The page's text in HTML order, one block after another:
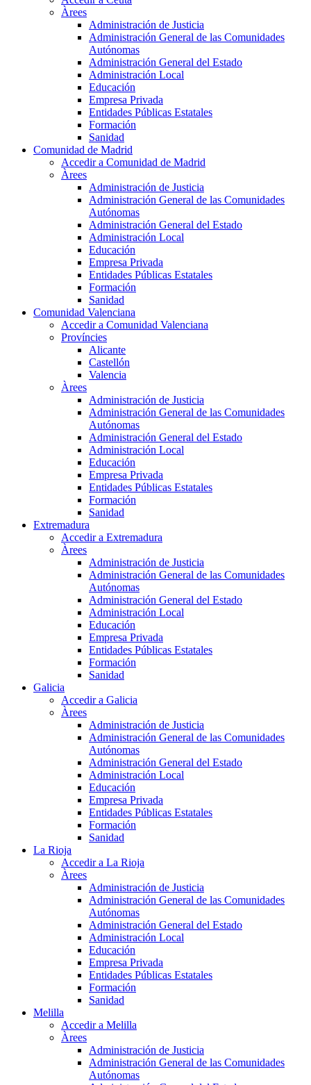
Àrees
Administración de Justicia
Administración General de las Comunidades
Autónomas
Administración General del Estado
Administración Local
Educación
Empresa Privada
Entidades Públicas Estatales
Formación
Sanidad
Comunidad de Madrid
Accedir a Comunidad de Madrid
Àrees
Administración de Justicia
Administración General de las Comunidades
Autónomas
Administración General del Estado
Administración Local
Educación
Empresa Privada
Entidades Públicas Estatales
Formación
Sanidad
Comunidad Valenciana
Accedir a Comunidad Valenciana
Províncies
Alicante
Castellón
Valencia
Àrees
Administración de Justicia
Administración General de las Comunidades
Autónomas
Administración General del Estado
Administración Local
Educación
Empresa Privada
Entidades Públicas Estatales
Formación
Sanidad
Extremadura
Accedir a Extremadura
Àrees
Administración de Justicia
Administración General de las Comunidades
Autónomas
Administración General del Estado
Administración Local
Educación
Empresa Privada
Entidades Públicas Estatales
Formación
Sanidad
Galicia
Accedir a Galicia
Àrees
Administración de Justicia
Administración General de las Comunidades
Autónomas
Administración General del Estado
Administración Local
Educación
Empresa Privada
Entidades Públicas Estatales
Formación
Sanidad
La Rioja
Accedir a La Rioja
Àrees
Administración de Justicia
Administración General de las Comunidades
Autónomas
Administración General del Estado
Administración Local
Educación
Empresa Privada
Entidades Públicas Estatales
Formación
Sanidad
Melilla
Accedir a Melilla
Àrees
Administración de Justicia
Administración General de las Comunidades
Autónomas